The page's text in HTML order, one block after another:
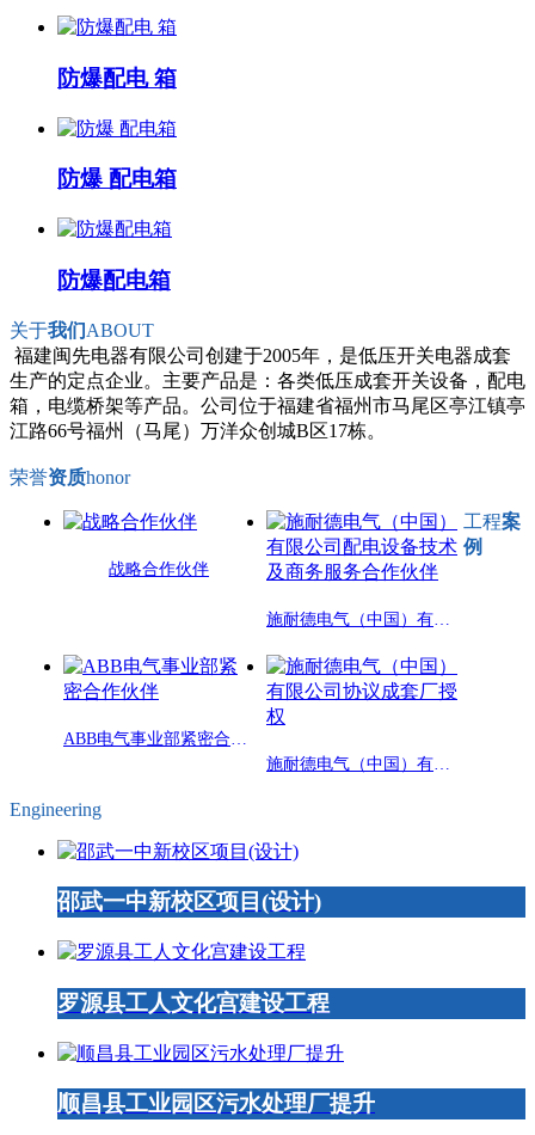
防爆配电 箱
防爆 配电箱
防爆配电箱
关于我们ABOUT
福建闽先电器有限公司创建于2005年，是低压开关电器成套
生产的定点企业。主要产品是：各类低压成套开关设备，配电
箱，电缆桥架等产品。公司位于福建省福州市马尾区亭江镇亭
江路66号福州（马尾）万洋众创城B区17栋。
荣誉资质honor
战略合作伙伴
工程案
例
Engineering
邵武一中新校区项目(设计)
罗源县工人文化宫建设工程
顺昌县工业园区污水处理厂提升